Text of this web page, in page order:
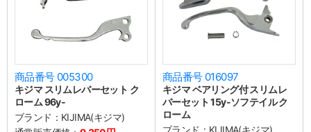
商品番号 005300
キジマ スリムレバーセット ク
ローム 96y-
ブランド： KIJIMA(キジマ)
商品番号 016097
キジマ ベアリング付 スリムレ
バーセット 15y-ソフテイル ク
ローム